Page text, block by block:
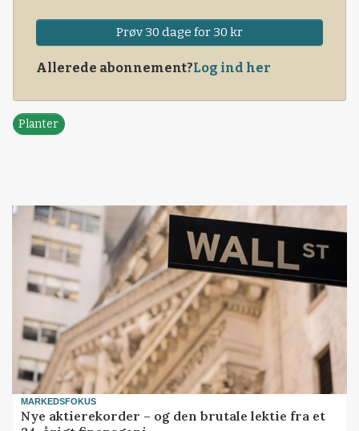
Prøv 30 dage for 30 kr
Allerede abonnement?Log ind her
Planter
MARKEDSFOKUS
Nye aktierekorder – og den brutale lektie fra et